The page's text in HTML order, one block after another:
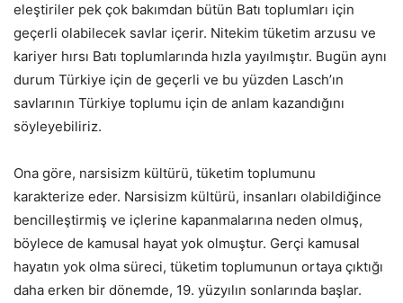
eleştiriler pek çok bakımdan bütün Batı toplumları için
geçerli olabilecek savlar içerir. Nitekim tüketim arzusu ve
kariyer hırsı Batı toplumlarında hızla yayılmıştır. Bugün aynı
durum Türkiye için de geçerli ve bu yüzden Lasch’ın
savlarının Türkiye toplumu için de anlam kazandığını
söyleyebiliriz.
Ona göre, narsisizm kültürü, tüketim toplumunu
karakterize eder. Narsisizm kültürü, insanları olabildiğince
bencilleştirmiş ve içlerine kapanmalarına neden olmuş,
böylece de kamusal hayat yok olmuştur. Gerçi kamusal
hayatın yok olma süreci, tüketim toplumunun ortaya çıktığı
daha erken bir dönemde, 19. yüzyılın sonlarında başlar.